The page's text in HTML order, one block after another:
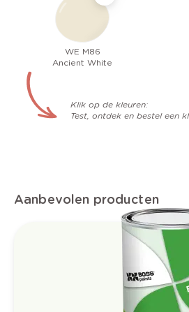
WE M86
Ancient White
Klik op de kleuren:
Test, ontdek en bestel een
Aanbevolen producten